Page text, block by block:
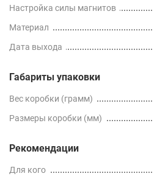
Настройка силы магнитов
Материал
Дата выхода
Габариты упаковки
Вес коробки (грамм)
Размеры коробки (мм)
Рекомендации
Для кого